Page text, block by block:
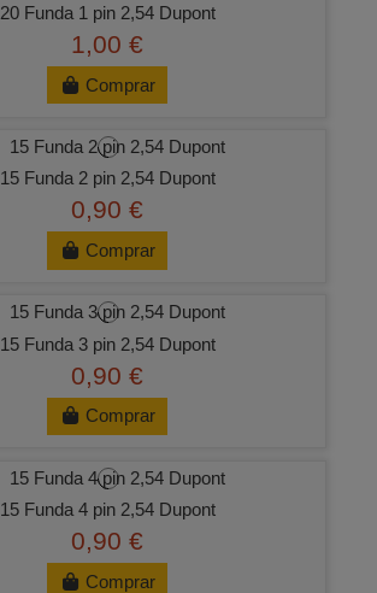
20 Funda 1 pin 2,54 Dupont
1,00 €
Comprar
15 Funda 2 pin 2,54 Dupont
0,90 €
Comprar
15 Funda 3 pin 2,54 Dupont
0,90 €
Comprar
15 Funda 4 pin 2,54 Dupont
0,90 €
Comprar